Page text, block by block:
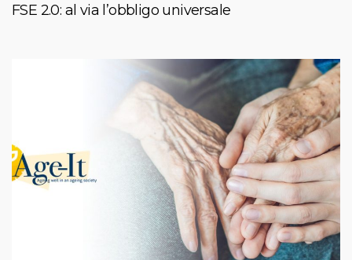
FSE 2.0: al via l’obbligo universale